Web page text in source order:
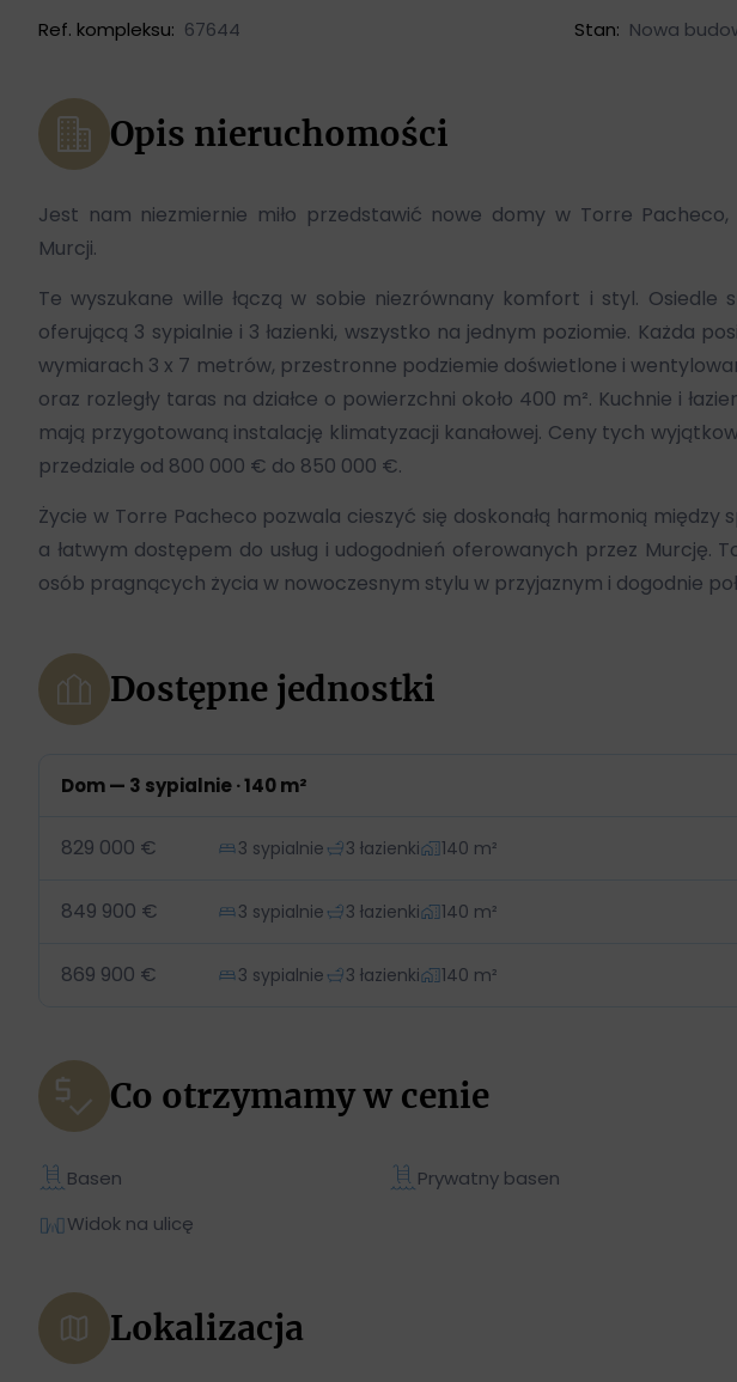
Ref. kompleksu: 67644 Stan: Nowa
Opis nieruchomości
Jest nam niezmiernie miło przedstawić nowe domy w Torre Pacheco,
Murcji.
Te wyszukane wille łączą w sobie niezrównany komfort i styl. Osiedle
oferującą 3 sypialnie i 3 łazienki, wszystko na jednym poziomie. Każda
wymiarach 3 x 7 metrów, przestronne podziemie doświetlone i
oraz rozległy taras na działce o powierzchni około 400 m². Kuchnie i
mają przygotowaną instalację klimatyzacji kanałowej. Ceny tych
przedziale od 800 000 € do 850 000 €.
Życie w Torre Pacheco pozwala cieszyć się doskonałą harmonią między
a łatwym dostępem do usług i udogodnień oferowanych przez Murcję.
osób pragnących życia w nowoczesnym stylu w przyjaznym i dogodnie
Dostępne jednostki
Dom — 3 sypialnie · 140 m²
829 000 € 3 sypialnie 3 łazienki 140 m²
849 900 € 3 sypialnie 3 łazienki 140 m²
869 900 € 3 sypialnie 3 łazienki 140 m²
Co otrzymamy w cenie
Basen Prywatny basen
Widok na ulicę
Lokalizacja